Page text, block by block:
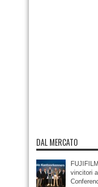
DAL MERCATO
vincitori